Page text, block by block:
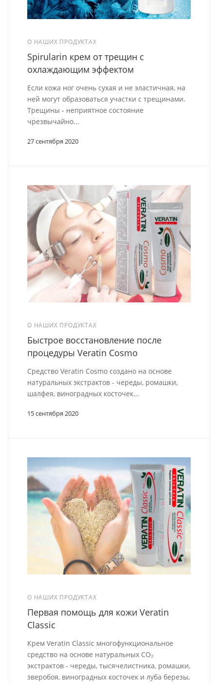
О НАШИХ ПРОДУКТАХ
27 сентября 2020
Spirularin крем от трещин с
охлаждающим эффектом
Если кожа ног очень сухая и не эластичная, на
ней могут образоваться участки с трещинами.
Трещины - неприятное состояние
чрезвычайно...
О НАШИХ ПРОДУКТАХ
15 сентября 2020
Быстрое восстановление после
процедуры Veratin Cosmo
Средство Veratin Cosmo создано на основе
натуральных экстрактов - череды, ромашки,
шалфея, виноградных косточек...
О НАШИХ ПРОДУКТАХ
Первая помощь для кожи Veratin
Classic
Крем Veratin Classic многофункциональное
средство на основе натуральных СО₂
экстрактов - череды, тысячелистника, ромашки,
зверобоя, виноградных косточек и луба березы,